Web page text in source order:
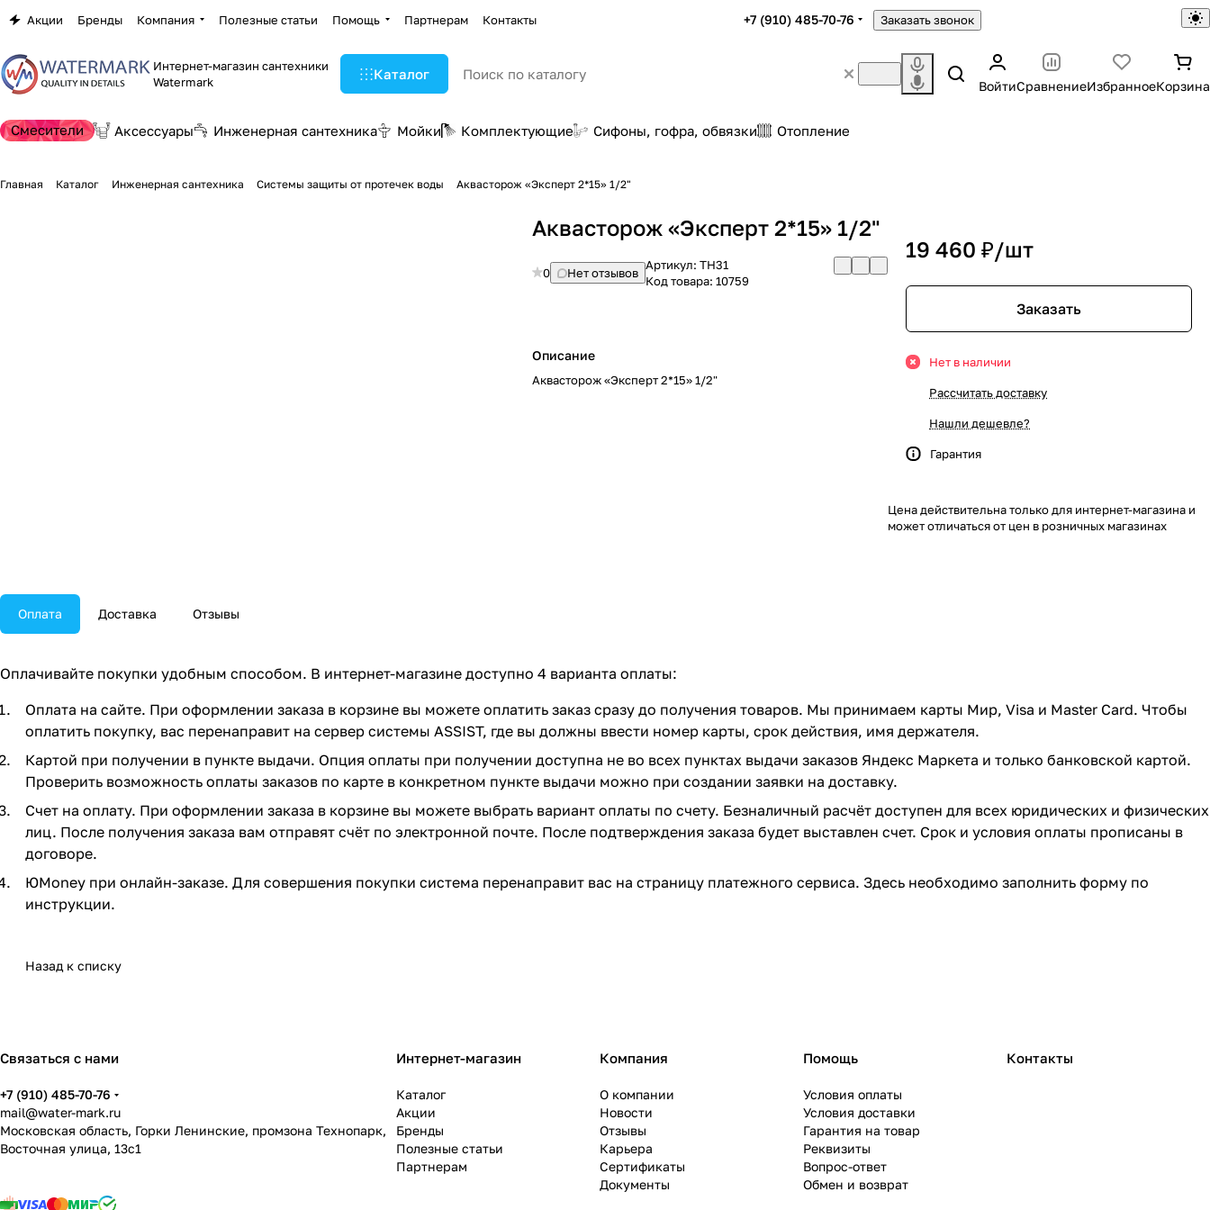
Акции Бренды Компания Полезные статьи Помощь Партнерам Контакты +7 (910) 485-70-76 Заказать звонок
Интернет-магазин сантехники
Watermark
Каталог
ВойтиСравнениеИзбранноеКорзина
Смесители Аксессуары Инженерная сантехника Мойки Комплектующие Сифоны, гофра, обвязки Отопление
Главная Каталог Инженерная сантехника Системы защиты от протечек воды Аквасторож «Эксперт 2*15» 1/2"
Аквасторож «Эксперт 2*15» 1/2"
0 Нет отзывов
Артикул:ТН31
Код товара:10759
Описание
Аквасторож «Эксперт 2*15» 1/2"
19 460 ₽/шт
Заказать
Нет в наличии
Рассчитать доставку
Нашли дешевле?
Гарантия
Цена действительна только для интернет-магазина и
может отличаться от цен в розничных магазинах
Оплата Доставка Отзывы
Оплачивайте покупки удобным способом. В интернет-магазине доступно 4 варианта оплаты:
Оплата на сайте. При оформлении заказа в корзине вы можете оплатить заказ сразу до получения товаров. Мы принимаем карты Мир, Visa и Master Card. Чтобы
оплатить покупку, вас перенаправит на сервер системы ASSIST, где вы должны ввести номер карты, срок действия, имя держателя.
Картой при получении в пункте выдачи. Опция оплаты при получении доступна не во всех пунктах выдачи заказов Яндекс Маркета и только банковской картой.
Проверить возможность оплаты заказов по карте в конкретном пункте выдачи можно при создании заявки на доставку.
Счет на оплату. При оформлении заказа в корзине вы можете выбрать вариант оплаты по счету. Безналичный расчёт доступен для всех юридических и физических
лиц. После получения заказа вам отправят счёт по электронной почте. После подтверждения заказа будет выставлен счет. Срок и условия оплаты прописаны в
договоре.
ЮMoney при онлайн-заказе. Для совершения покупки система перенаправит вас на страницу платежного сервиса. Здесь необходимо заполнить форму по
инструкции.
Назад к списку
Связаться с нами
+7 (910) 485-70-76
mail@water-mark.ru
Московская область, Горки Ленинские, промзона Технопарк,
Восточная улица, 13с1
Интернет-магазин
Каталог
Акции
Бренды
Полезные статьи
Партнерам
Компания
О компании
Новости
Отзывы
Карьера
Сертификаты
Документы
Помощь
Условия оплаты
Условия доставки
Гарантия на товар
Реквизиты
Вопрос-ответ
Обмен и возврат
Контакты